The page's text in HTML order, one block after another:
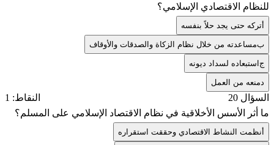
للنظام الاقتصادي الإسلامي؟
تركه حتى يجد حلاً بنفسه
بمساعدته من خلال نظام الزكاة والصدقات والأوقاف
جاستبعاده لسداد ديونه
منعه من العمل
السؤال 20
النقاط: 1
ما أثر الأسس الأخلاقية في نظام الاقتصاد الإسلامي على المسلم؟
نظمت النشاط الاقتصادي وحققت استقراره